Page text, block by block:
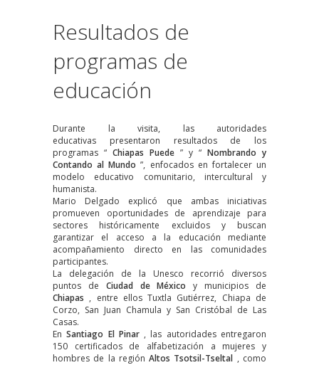
Resultados de
programas de
educación
Durante la visita, las autoridades
educativas presentaron resultados de los
programas “ Chiapas Puede ” y “ Nombrando y
Contando al Mundo ”, enfocados en fortalecer un
modelo educativo comunitario, intercultural y
humanista.
Mario Delgado explicó que ambas iniciativas
promueven oportunidades de aprendizaje para
sectores históricamente excluidos y buscan
garantizar el acceso a la educación mediante
acompañamiento directo en las comunidades
participantes.
La delegación de la Unesco recorrió diversos
puntos de Ciudad de México y municipios de
Chiapas , entre ellos Tuxtla Gutiérrez, Chiapa de
Corzo, San Juan Chamula y San Cristóbal de Las
Casas.
EnSantiago El Pinar, las autoridades entregaron
150 certificados de alfabetización a mujeres y
hombres de la regiónAltos Tsotsil-Tseltal , como